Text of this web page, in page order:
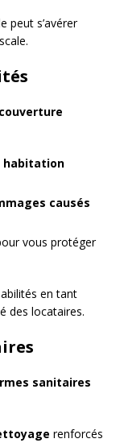
peut s’avérer
couverture
habitation
causés
vous protéger
en tant
des locataires.
sanitaires
renforcés